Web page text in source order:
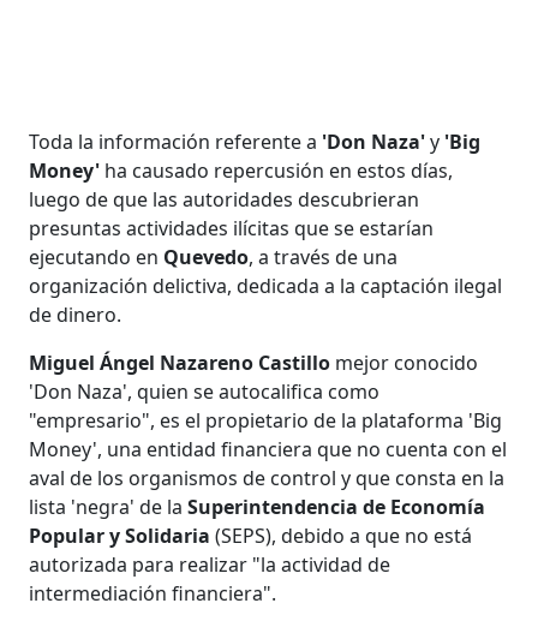
Toda la información referente a 'Don Naza'y 'Big
Money' ha causado repercusión en estos días,
luego de que las autoridades descubrieran
presuntas actividades ilícitas que se estarían
ejecutando en Quevedo, a través de una
organización delictiva, dedicada a la captación ilegal
de dinero.
Miguel Ángel Nazareno Castillo mejor conocido
'Don Naza', quien se autocalifica como
"empresario", es el propietario de la plataforma 'Big
Money', una entidad financiera que no cuenta con el
aval de los organismos de control y que consta en la
lista 'negra' de laSuperintendencia de Economía
Popular y Solidaria (SEPS), debido a que no está
autorizada para realizar "la actividad de
intermediación financiera".